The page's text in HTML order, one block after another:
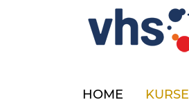
HOME KURSE